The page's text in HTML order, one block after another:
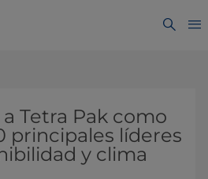
Tetra Pak como
principales líderes
y clima